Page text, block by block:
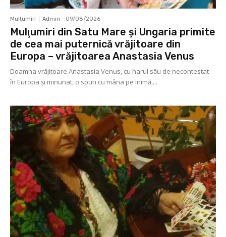
Multumiri Admin - 09/08/2026
Mulţumiri din Satu Mare și Ungaria primite
de cea mai puternică vrăjitoare din
Europa – vrăjitoarea Anastasia Venus
Doamna vrăjitoare Anastasia Venus, cu harul său de necontestat
în Europa şi minunat, o spun cu mâna pe inimă,...